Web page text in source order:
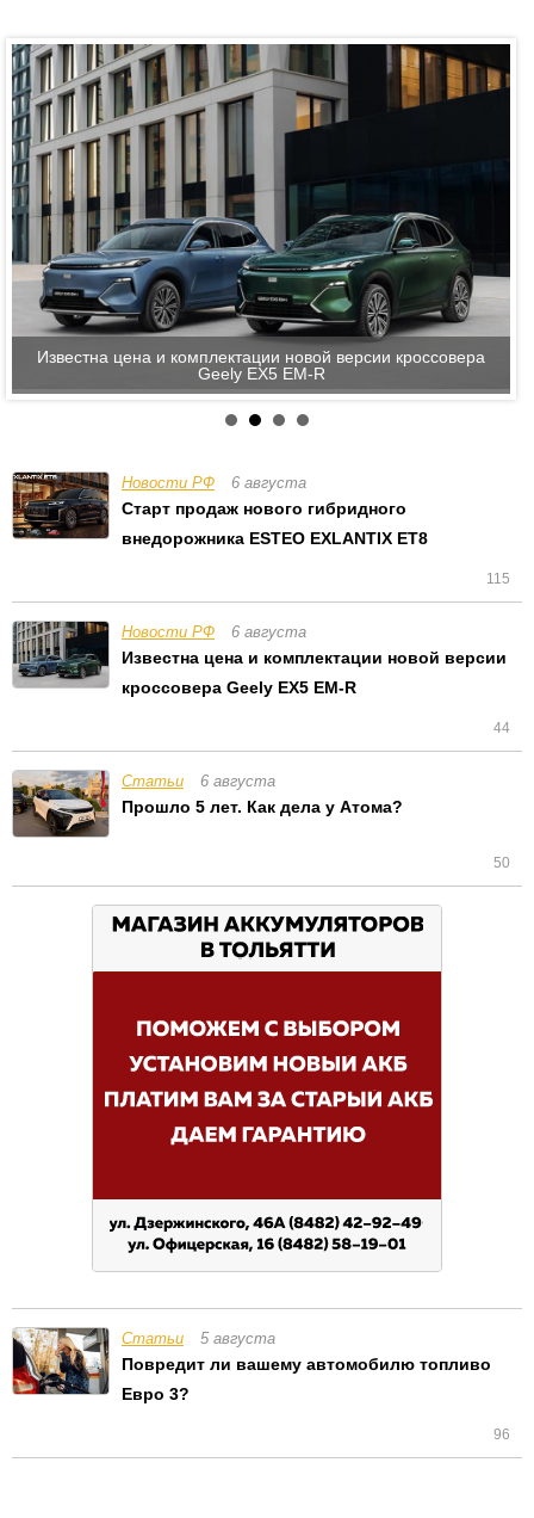
Известна цена и комплектации новой версии кроссовера
Geely EX5 EM-R
Новости РФ 6 августа
115
Старт продаж нового гибридного
внедорожника ESTEO EXLANTIX ET8
Новости РФ 6 августа
44
Известна цена и комплектации новой версии
кроссовера Geely EX5 EM-R
Статьи 6 августа
50
Прошло 5 лет. Как дела у Атома?
Статьи 5 августа
96
Повредит ли вашему автомобилю топливо
Евро 3?